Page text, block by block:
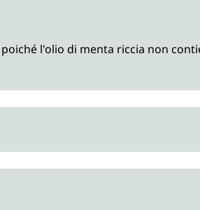
l'olio di menta riccia non